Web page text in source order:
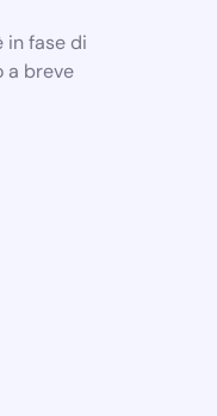
in fase di
a breve